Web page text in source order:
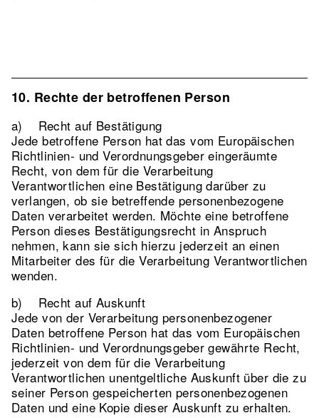
10. Rechte der betroffenen Person
a) Recht auf Bestätigung
Jede betroffene Person hat das vom Europäischen
Richtlinien- und Verordnungsgeber eingeräumte
Recht, von dem für die Verarbeitung
Verantwortlichen eine Bestätigung darüber zu
verlangen, ob sie betreffende personenbezogene
Daten verarbeitet werden. Möchte eine betroffene
Person dieses Bestätigungsrecht in Anspruch
nehmen, kann sie sich hierzu jederzeit an einen
Mitarbeiter des für die Verarbeitung Verantwortlichen
wenden.
b) Recht auf Auskunft
Jede von der Verarbeitung personenbezogener
Daten betroffene Person hat das vom Europäischen
Richtlinien- und Verordnungsgeber gewährte Recht,
jederzeit von dem für die Verarbeitung
Verantwortlichen unentgeltliche Auskunft über die zu
seiner Person gespeicherten personenbezogenen
Daten und eine Kopie dieser Auskunft zu erhalten.